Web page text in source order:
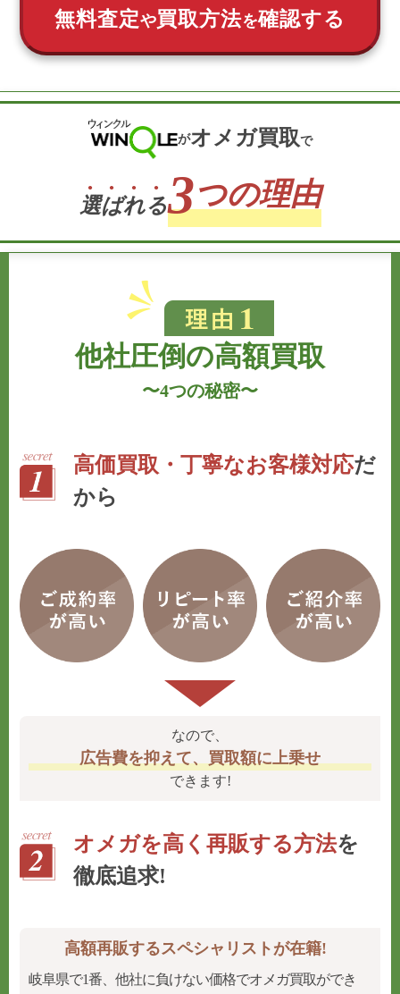
無料査定や買取方法を確認する
がオメガ買取で
選ばれる3つの理由
他社圧倒の高額買取
〜4つの秘密〜
高価買取・丁寧なお客様対応だ
から
なので、
広告費を抑えて、買取額に上乗せ
できます!
オメガを高く再販する方法を
徹底追求!
高額再販するスペシャリストが在籍!
岐阜県で1番、他社に負けない価格でオメガ買取ができ